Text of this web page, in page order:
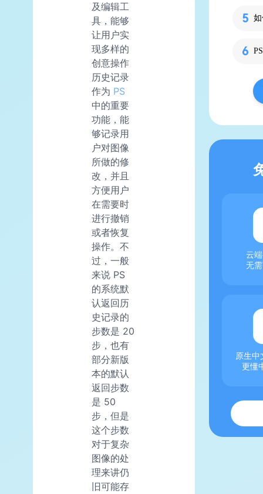
及编辑工
具，能够
让用户实
现多样的
创意操作
历史记录
作为 PS
中的重要
功能，能
够记录用
户对图像
所做的修
改，并且
方便用户
在需要时
进行撤销
或者恢复
操作。不
过，一般
来说 PS
的系统默
认返回历
史记录的
步数是 20
步，也有
部分新版
本的默认
返回步数
是 50
步，但是
这个步数
对于复杂
图像的处
理来讲仍
旧可能存
云
无
原生中
更懂